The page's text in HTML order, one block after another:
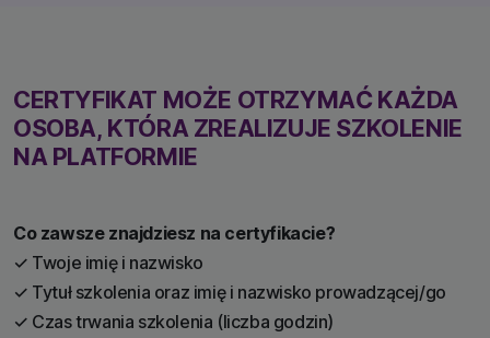
CERTYFIKAT MOŻE OTRZYMAĆ KAŻDA
OSOBA, KTÓRA ZREALIZUJE SZKOLENIE
NA PLATFORMIE
Co zawsze znajdziesz na certyfikacie?
✓ Twoje imię i nazwisko
✓ Tytuł szkolenia oraz imię i nazwisko prowadzącej/go
✓ Czas trwania szkolenia (liczba godzin)